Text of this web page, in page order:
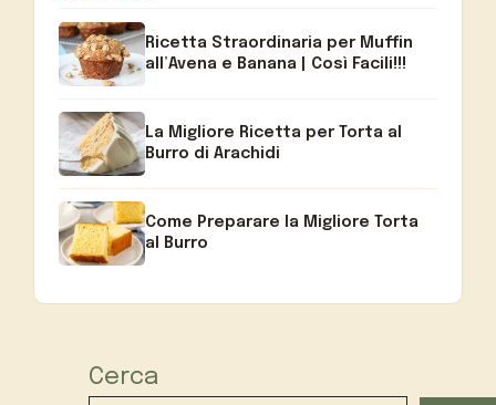
Ricetta Straordinaria per Muffin
all’Avena e Banana | Così Facili!!!
La Migliore Ricetta per Torta al
Burro di Arachidi
Come Preparare la Migliore Torta
al Burro
Cerca